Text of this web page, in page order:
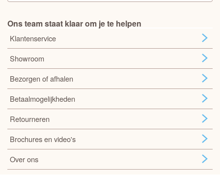
Ons team staat klaar om je te helpen
Klantenservice
Showroom
Bezorgen of afhalen
Betaalmogelijkheden
Retourneren
Brochures en video's
Over ons